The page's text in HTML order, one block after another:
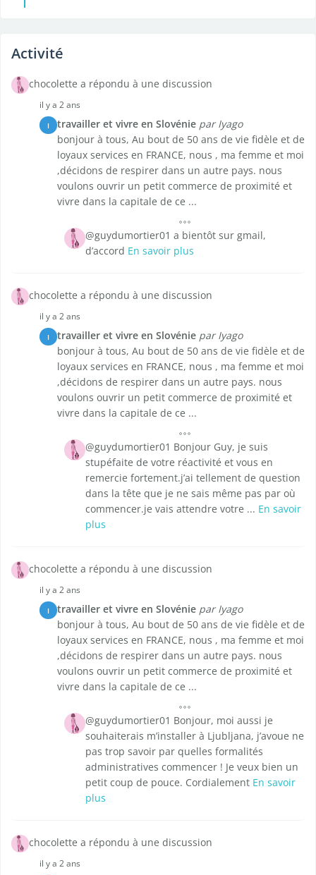
Activité
chocolette a répondu à une discussion
il y a 2 ans
I travailler et vivre en Slovénie par Iyago
bonjour à tous, Au bout de 50 ans de vie fidèle et de
loyaux services en FRANCE, nous , ma femme et moi
,décidons de respirer dans un autre pays. nous
voulons ouvrir un petit commerce de proximité et
vivre dans la capitale de ce ...
@guydumortier01 a bientôt sur gmail,
d’accord En savoir plus
chocolette a répondu à une discussion
il y a 2 ans
I travailler et vivre en Slovénie par Iyago
bonjour à tous, Au bout de 50 ans de vie fidèle et de
loyaux services en FRANCE, nous , ma femme et moi
,décidons de respirer dans un autre pays. nous
voulons ouvrir un petit commerce de proximité et
vivre dans la capitale de ce ...
@guydumortier01 Bonjour Guy, je suis
stupéfaite de votre réactivité et vous en
remercie fortement.j’ai tellement de question
dans la tête que je ne sais même pas par où
commencer.je vais attendre votre ... En savoir
plus
chocolette a répondu à une discussion
il y a 2 ans
I travailler et vivre en Slovénie par Iyago
bonjour à tous, Au bout de 50 ans de vie fidèle et de
loyaux services en FRANCE, nous , ma femme et moi
,décidons de respirer dans un autre pays. nous
voulons ouvrir un petit commerce de proximité et
vivre dans la capitale de ce ...
@guydumortier01 Bonjour, moi aussi je
souhaiterais m’installer à Ljubljana, j’avoue ne
pas trop savoir par quelles formalités
administratives commencer ! Je veux bien un
petit coup de pouce. Cordialement En savoir
plus
chocolette a répondu à une discussion
il y a 2 ans